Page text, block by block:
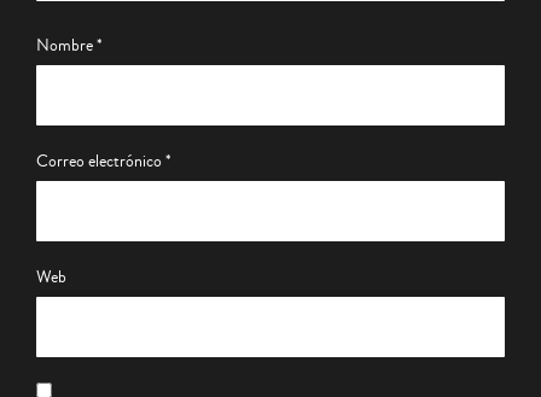
Nombre*
Correo electrónico *
Web